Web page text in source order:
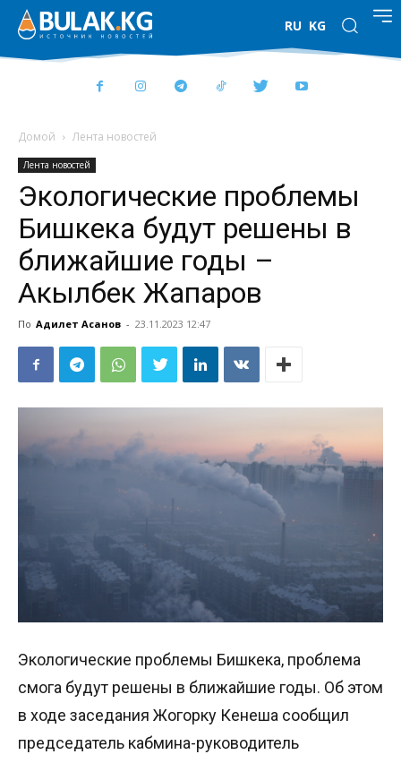
RU KG
Домой Лента новостей
Лента новостей
Экологические проблемы
Бишкека будут решены в
ближайшие годы –
Акылбек Жапаров
По Адилет Асанов - 23.11.2023 12:47
Экологические проблемы Бишкека, проблема
смога будут решены в ближайшие годы. Об этом
в ходе заседания Жогорку Кенеша сообщил
председатель кабмина-руководитель